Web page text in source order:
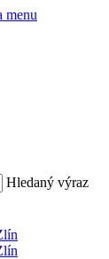
menu
Hledaný výraz